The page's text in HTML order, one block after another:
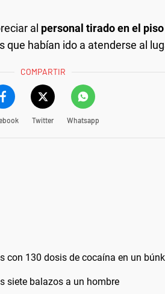
al personal tirado en el
que habían ido a atenderse al
COMPARTIR
Twitter Whatsapp
con 130 dosis de cocaína en un
siete balazos a un hombre